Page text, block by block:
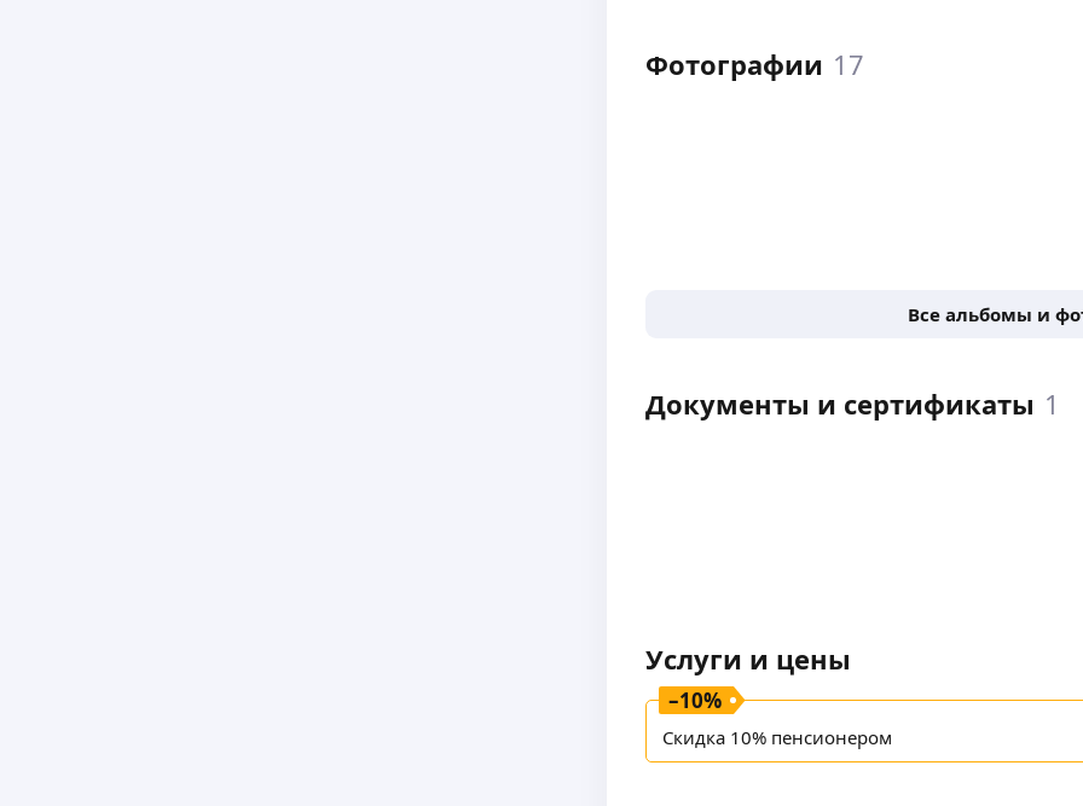
Фотографии 17
Все альбомы и
Документы и сертификаты 1
Услуги и цены
–10%
Скидка 10% пенсионером